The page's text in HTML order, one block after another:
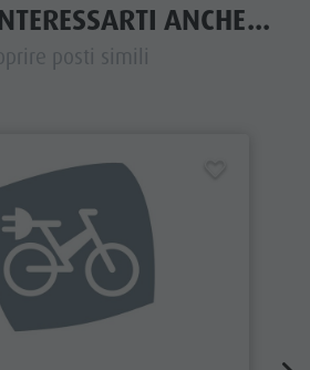
ANCHE...
posti simili